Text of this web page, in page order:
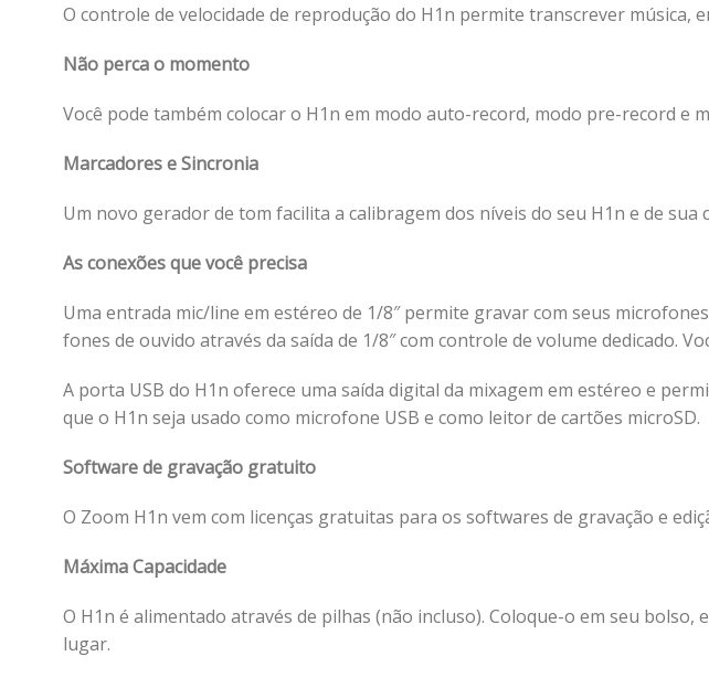
O controle de velocidade de reprodução do H1n permite transcrever música,
Não perca o momento
Você pode também colocar o H1n em modo auto-record, modo pre-record
Marcadores e Sincronia
Um novo gerador de tom facilita a calibragem dos níveis do seu H1n e de sua
As conexões que você precisa
Uma entrada mic/line em estéreo de 1/8″ permite gravar com seus
fones de ouvido através da saída de 1/8″ com controle de volume dedicado.
A porta USB do H1n oferece uma saída digital da mixagem em estéreo e
que o H1n seja usado como microfone USB e como leitor de cartões microSD.
Software de gravação gratuito
O Zoom H1n vem com licenças gratuitas para os softwares de gravação e
Máxima Capacidade
O H1n é alimentado através de pilhas (não incluso). Coloque-o em seu
lugar.